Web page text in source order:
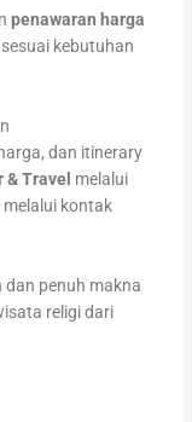
penawaran harga
sesuai kebutuhan
dan itinerary
& Travel melalui
kontak
penuh makna
religi dari